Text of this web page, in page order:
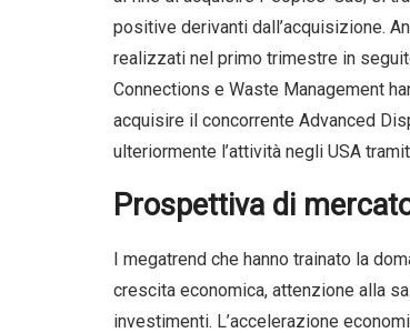
positive derivanti dall’acquisizione.
realizzati nel primo trimestre in
Connections e Waste Management
acquisire il concorrente Advanced
ulteriormente l’attività negli USA
Prospettiva di
I megatrend che hanno trainato la
crescita economica, attenzione alla
investimenti. L’accelerazione